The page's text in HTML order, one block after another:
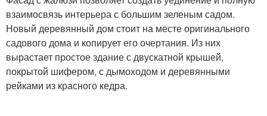
взаимосвязь интерьера с большим зеленым садом.
Новый деревянный дом стоит на месте оригинального
садового дома и копирует его очертания. Из них
вырастает простое здание с двускатной крышей,
покрытой шифером, с дымоходом и деревянными
рейками из красного кедра.